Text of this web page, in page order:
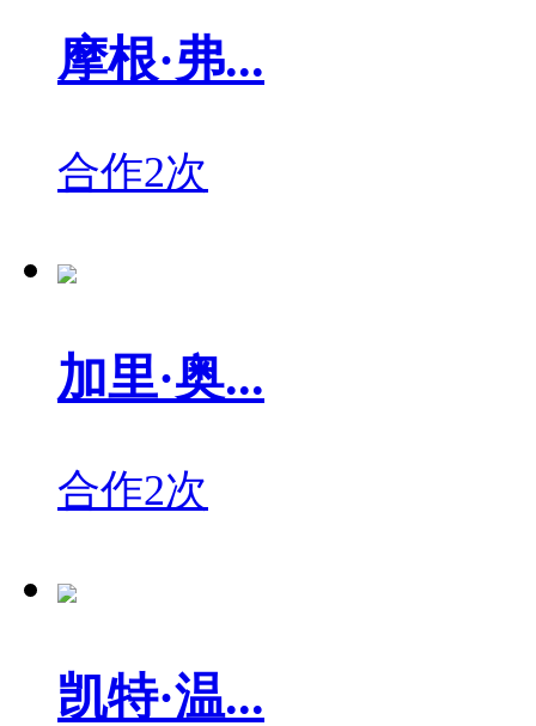
摩根·弗...
合作2次
加里·奥...
合作2次
凯特·温...